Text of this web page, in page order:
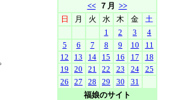
<<
７月 >>
日
月 火 水 木 金
土
1
2 3
4
5
6 7 8 9 10
11
12
13 14 15 16 17
18
19
20 21 22 23 24
25
26
27 28 29 30
31
福娘のサイト